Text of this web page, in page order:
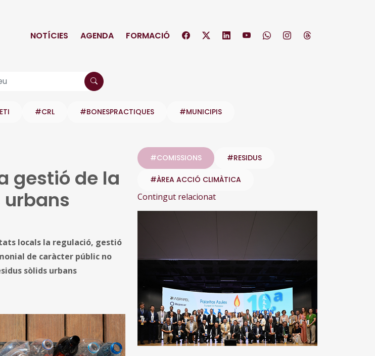
NOTÍCIES AGENDA FORMACIÓ
#CRL #BONESPRACTIQUES #MUNICIPIS
gestió de la
locals la regulació, gestió
de caràcter públic no
sòlids urbans
#COMISSIONS #RESIDUS
#ÀREA ACCIÓ CLIMÀTICA
Contingut relacionat